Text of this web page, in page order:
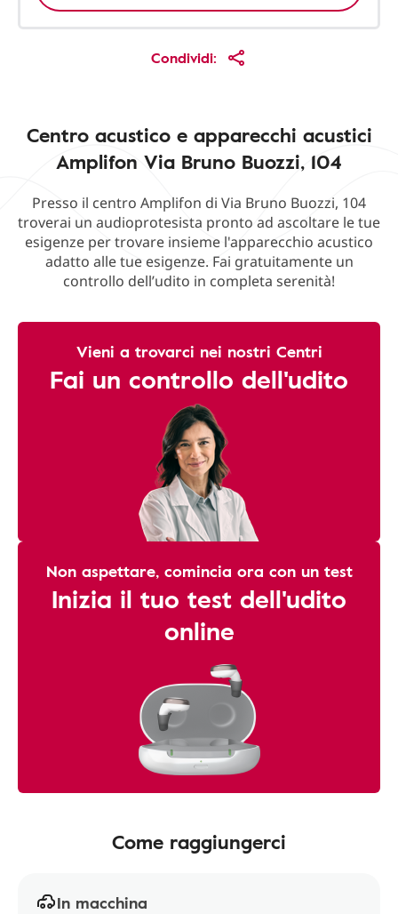
Condividi:
Centro acustico e apparecchi acustici
Amplifon Via Bruno Buozzi, 104
Presso il centro Amplifon di Via Bruno Buozzi, 104
troverai un audioprotesista pronto ad ascoltare le tue
esigenze per trovare insieme l'apparecchio acustico
adatto alle tue esigenze. Fai gratuitamente un
controllo dell’udito in completa serenità!
Vieni a trovarci nei nostri Centri
Fai un controllo dell'udito
Non aspettare, comincia ora con un test
Inizia il tuo test dell'udito
online
Come raggiungerci
In macchina